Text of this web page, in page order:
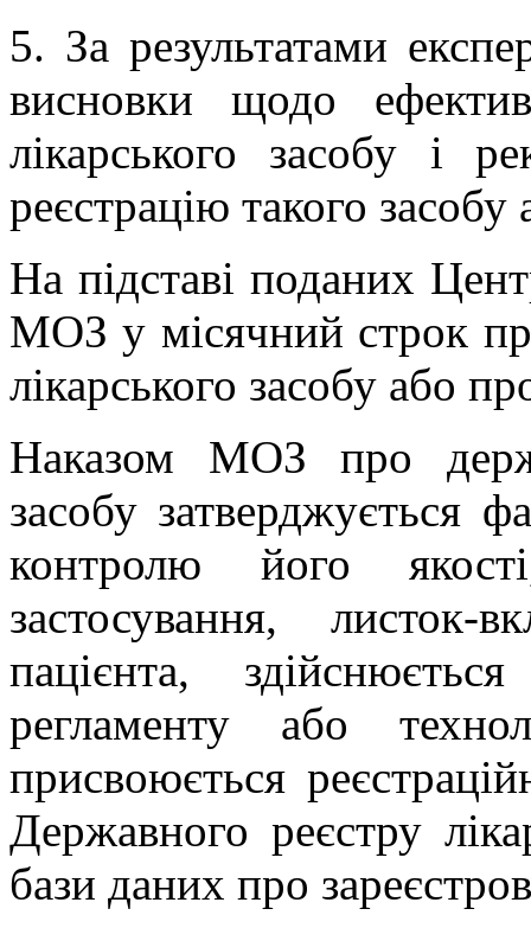
5. За результатами
висновки щодо
лікарського засобу і
реєстрацію такого
На підставі поданих
МОЗ у місячний строк
лікарського засобу або
Наказом МОЗ про
засобу затверджується
контролю його
застосування,
пацієнта,
регламенту або
присвоюється
Державного реєстру
бази даних про